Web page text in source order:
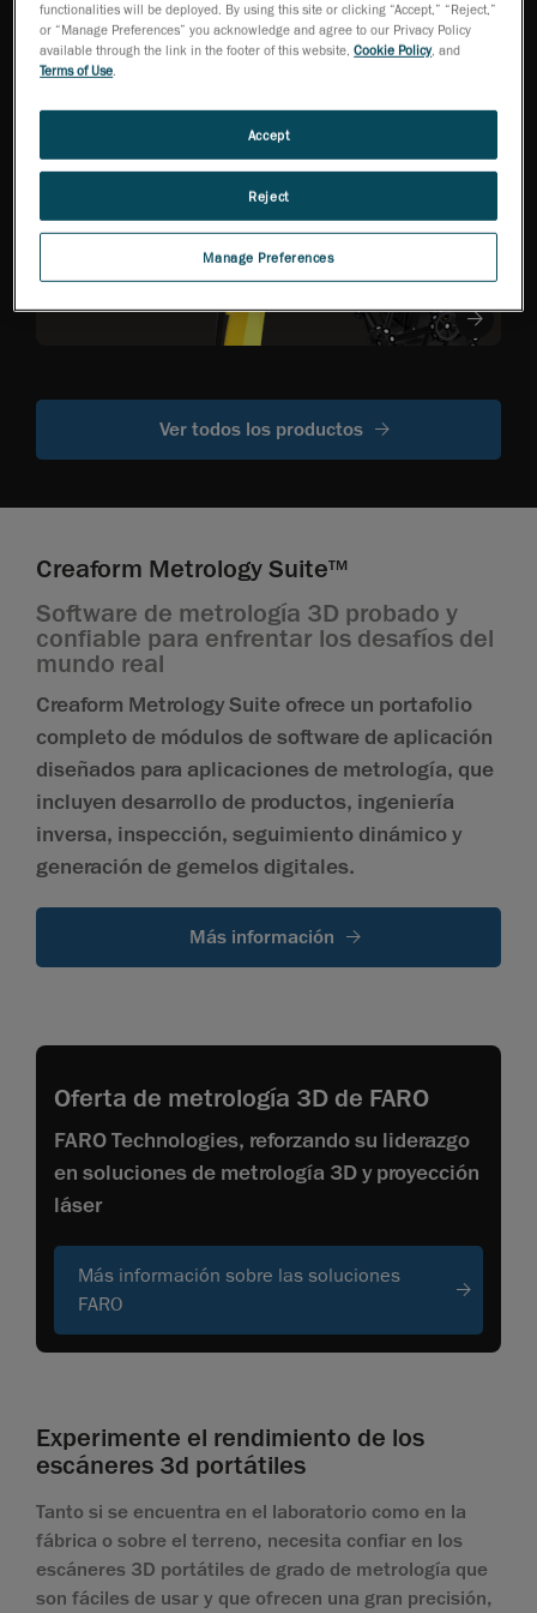
EVO
NEW
Escáner 3D de grado
de metrología
eficiencia
Escáneres CMM
ópticos
robot
Ver todos los productos
Creaform Metrology SuiteTM
Software de metrología 3D probado y
confiable para enfrentar los desafíos del
mundo real
Creaform Metrology Suite ofrece un portafolio
completo de módulos de software de aplicación
diseñados para aplicaciones de metrología, que
incluyen desarrollo de productos, ingeniería
inversa, inspección, seguimiento dinámico y
generación de gemelos digitales.
Más información
Oferta de metrología 3D de FARO
FARO Technologies, reforzando su liderazgo
en soluciones de metrología 3D y proyección
láser
Más información sobre las soluciones
FARO
Experimente el rendimiento de los
escáneres 3d portátiles
Tanto si se encuentra en el laboratorio como en la
fábrica o sobre el terreno, necesita confiar en los
escáneres 3D portátiles de grado de metrología que
son fáciles de usar y que ofrecen una gran precisión,
functionalities will be deployed. By using this site or clicking “Accept,” “Reject,”
or “Manage Preferences” you acknowledge and agree to our Privacy Policy
available through the link in the footer of this website,Cookie Policy, and
Terms of Use
Manage Preferences
Reject
Accept